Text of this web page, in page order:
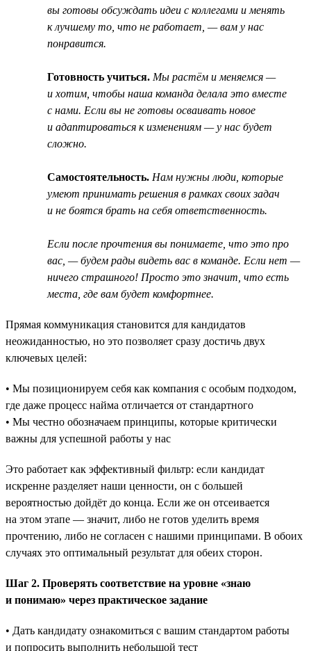
вы готовы обсуждать идеи с коллегами и менять
к лучшему то, что не работает, — вам у нас
понравится.
Готовность учиться. Мы растём и меняемся —
и хотим, чтобы наша команда делала это вместе
с нами. Если вы не готовы осваивать новое
и адаптироваться к изменениям — у нас будет
сложно.
Самостоятельность. Нам нужны люди, которые
умеют принимать решения в рамках своих задач
и не боятся брать на себя ответственность.
Если после прочтения вы понимаете, что это про
вас, — будем рады видеть вас в команде. Если нет —
ничего страшного! Просто это значит, что есть
места, где вам будет комфортнее.
Прямая коммуникация становится для кандидатов
неожиданностью, но это позволяет сразу достичь двух
ключевых целей:
• Мы позиционируем себя как компания с особым подходом,
где даже процесс найма отличается от стандартного
• Мы честно обозначаем принципы, которые критически
важны для успешной работы у нас
Это работает как эффективный фильтр: если кандидат
искренне разделяет наши ценности, он с большей
вероятностью дойдёт до конца. Если же он отсеивается
на этом этапе — значит, либо не готов уделить время
прочтению, либо не согласен с нашими принципами. В обоих
случаях это оптимальный результат для обеих сторон.
Шаг 2. Проверять соответствие на уровне «знаю
и понимаю» через практическое задание
• Дать кандидату ознакомиться с вашим стандартом работы
и попросить выполнить небольшой тест